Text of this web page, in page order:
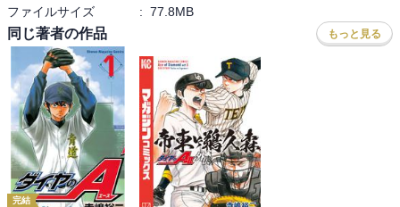
ファイルサイズ
: 77.8MB
同じ著者の作品 もっと見る
完結